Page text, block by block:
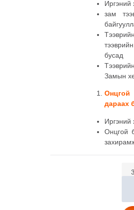
Иргэний
зам
бусад
Замын
Онцгой
дараах
Иргэний
Онцгой
3